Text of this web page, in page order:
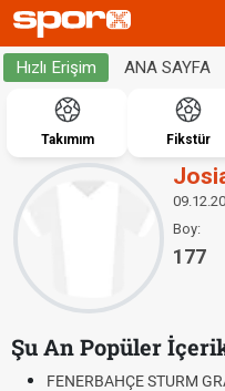
Hızlı Erişim ANA SAYFA
Takımım Fikstür
Boy:
177
Şu An Popüler
FENERBAHÇE STURM